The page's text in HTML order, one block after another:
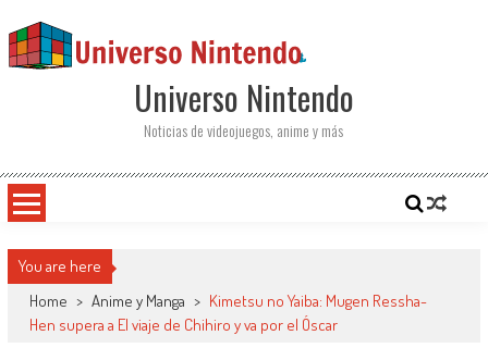
Universo Nintendo
Noticias de videojuegos, anime y más
You are here
Home > Anime y Manga > Kimetsu no Yaiba: Mugen Ressha-
Hen supera a El viaje de Chihiro y va por el Óscar